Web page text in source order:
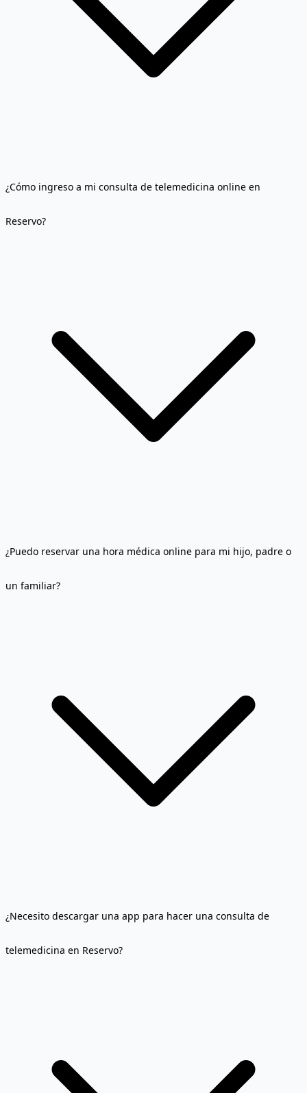
¿Cómo ingreso a mi consulta de telemedicina online en
Reservo?
¿Puedo reservar una hora médica online para mi hijo, padre o
un familiar?
¿Necesito descargar una app para hacer una consulta de
telemedicina en Reservo?